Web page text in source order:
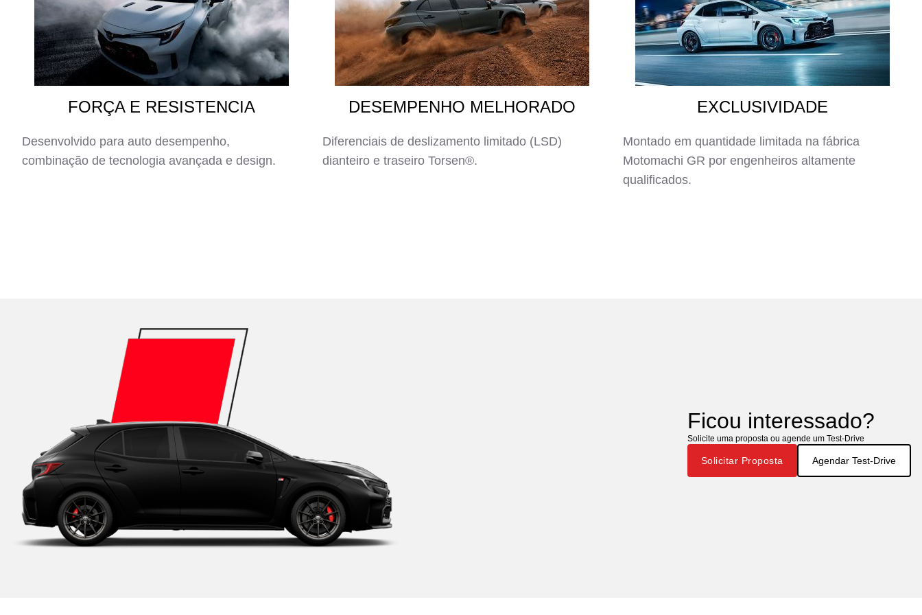
FORÇA E RESISTENCIA
Desenvolvido para auto desempenho,
combinação de tecnologia avançada e design.
DESEMPENHO MELHORADO
Diferenciais de deslizamento limitado (LSD)
dianteiro e traseiro Torsen®.
EXCLUSIVIDADE
Montado em quantidade limitada na fábrica
Motomachi GR por engenheiros altamente
qualificados.
Ficou interessado?
Solicite uma proposta ou agende um Test-Drive
Solicitar Proposta Agendar Test-Drive